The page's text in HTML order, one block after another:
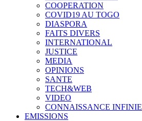
COOPERATION
COVID19 AU TOGO
DIASPORA
FAITS DIVERS
INTERNATIONAL
JUSTICE
MEDIA
OPINIONS
SANTE
TECH&WEB
VIDEO
CONNAISSANCE INFINIE
EMISSIONS